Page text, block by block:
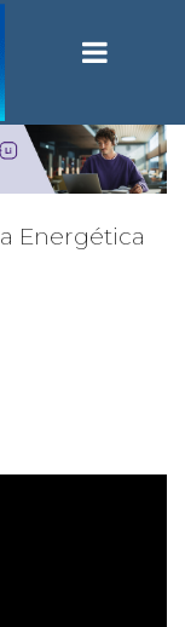
Energética